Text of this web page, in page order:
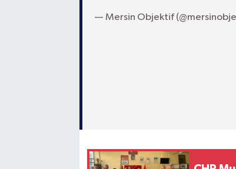
— Mersin Objektif